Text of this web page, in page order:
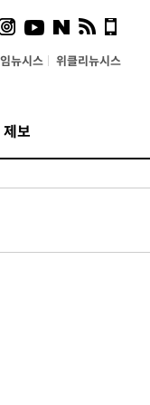
뉴시스 위클리뉴시스
제보